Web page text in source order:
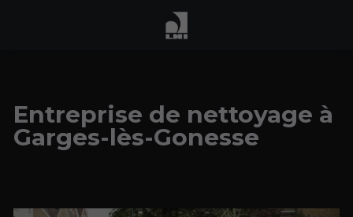
Entreprise de nettoyage à
Garges-lès-Gonesse